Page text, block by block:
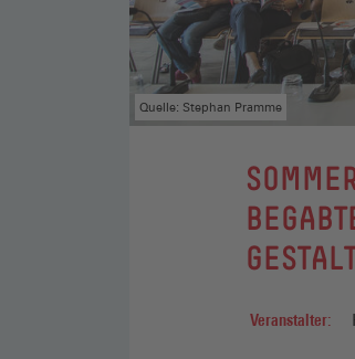
Quelle: Stephan Pramme
Veranstalter: